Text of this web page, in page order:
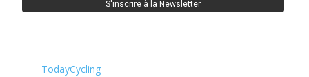
TodayCycling